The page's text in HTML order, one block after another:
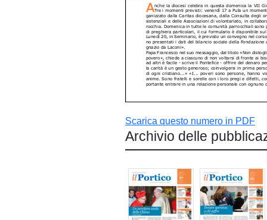
Scarica questo numero in PDF
Archivio delle